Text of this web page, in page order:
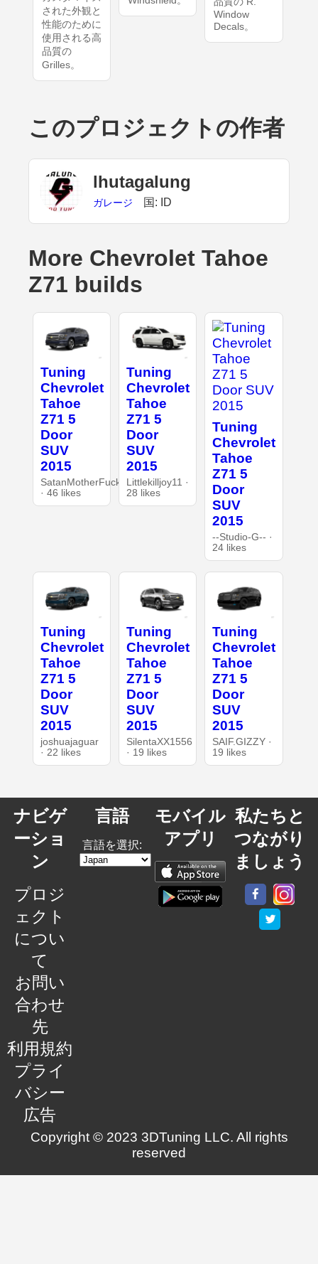
された外観と
性能のために
使用される高
品質の
Grilles。
Window
Decals。
このプロジェクトの作者
lhutagalung
ガレージ 国: ID
More Chevrolet Tahoe
Z71 builds
Tuning
Chevrolet
Tahoe
Z71 5
Door
SUV
2015
SatanMotherFucker
· 46 likes
Tuning
Chevrolet
Tahoe
Z71 5
Door
SUV
2015
Littlekilljoy11 ·
28 likes
Tuning
Chevrolet
Tahoe
Z71 5
Door
SUV
2015
--Studio-G-- ·
24 likes
Tuning
Chevrolet
Tahoe
Z71 5
Door
SUV
2015
joshuajaguar
· 22 likes
Tuning
Chevrolet
Tahoe
Z71 5
Door
SUV
2015
SilentaXX1556
· 19 likes
Tuning
Chevrolet
Tahoe
Z71 5
Door
SUV
2015
SAIF.GIZZY ·
19 likes
ナビゲ
ーショ
ン
プロジ
ェクト
につい
て
お問い
合わせ
先
利用規約
プライ
バシー
広告
言語
言語を選択:
モバイル
アプリ
私たちと
つながり
ましょう
Copyright © 2023 3DTuning LLC. All rights
reserved